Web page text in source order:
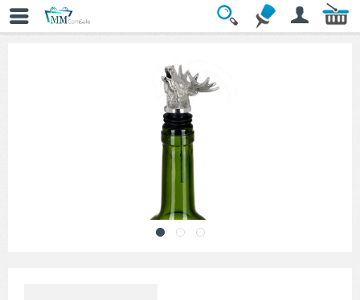
Übersicht » Flaschenkorken & Ausgießer